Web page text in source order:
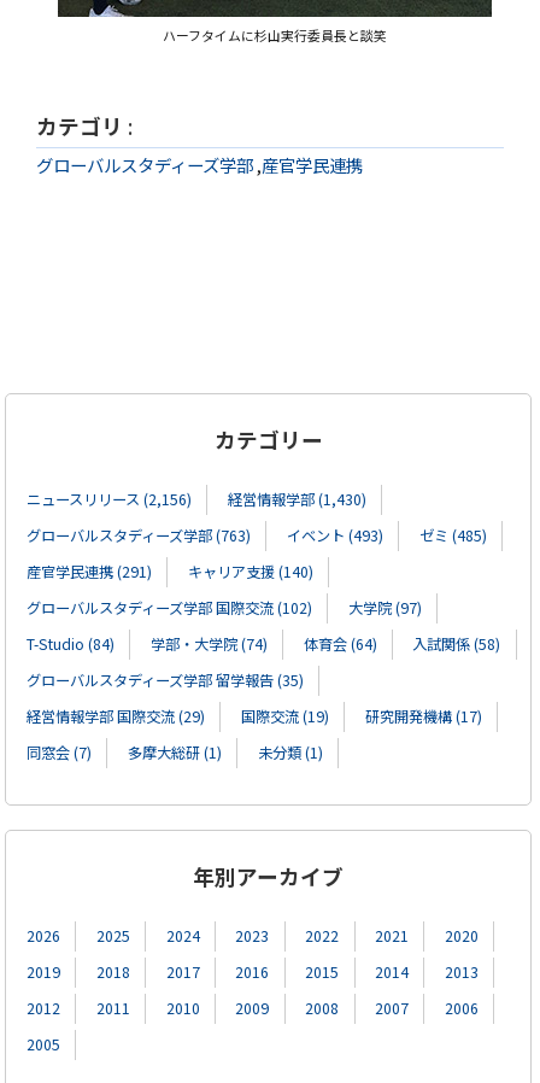
ハーフタイムに杉山実行委員長と談笑
カテゴリ :
グローバルスタディーズ学部,産官学民連携
カテゴリー
ニュースリリース (2,156)
経営情報学部 (1,430)
グローバルスタディーズ学部 (763)
イベント (493)
ゼミ (485)
産官学民連携 (291)
キャリア支援 (140)
グローバルスタディーズ学部 国際交流 (102)
大学院 (97)
T-Studio (84)
学部・大学院 (74) 体育会 (64)
入試関係 (58)
グローバルスタディーズ学部 留学報告 (35)
経営情報学部 国際交流 (29)
国際交流 (19)
研究開発機構 (17)
同窓会 (7)
多摩大総研 (1) 未分類 (1)
年別アーカイブ
2026 2025 2024 2023 2022 2021
2020
2019
2018 2017 2016 2015 2014
2013
2012
2011 2010 2009 2008 2007
2006
2005